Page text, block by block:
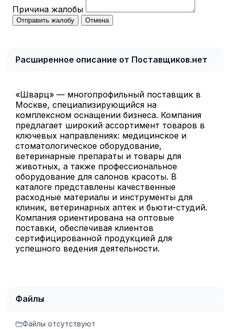
Причина жалобы
Отправить жалобу Отмена
Расширенное описание от Поставщиков.нет
«Шварц» — многопрофильный поставщик в
Москве, специализирующийся на
комплексном оснащении бизнеса. Компания
предлагает широкий ассортимент товаров в
ключевых направлениях: медицинское и
стоматологическое оборудование,
ветеринарные препараты и товары для
животных, а также профессиональное
оборудование для салонов красоты. В
каталоге представлены качественные
расходные материалы и инструменты для
клиник, ветеринарных аптек и бьюти-студий.
Компания ориентирована на оптовые
поставки, обеспечивая клиентов
сертифицированной продукцией для
успешного ведения деятельности.
Файлы
Файлы отсутствуют